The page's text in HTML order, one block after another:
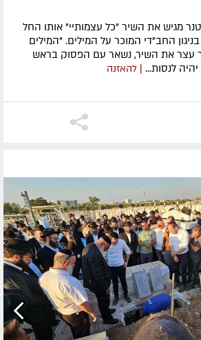
מגיש את השיר "כל עצמותיי" אותו החל
החב"די המוכר על המילים. "המילים
עצר את השיר, נשאר עם הפסוק בראש
לנסות...
| להאזנה